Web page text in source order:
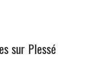
sur Plessé